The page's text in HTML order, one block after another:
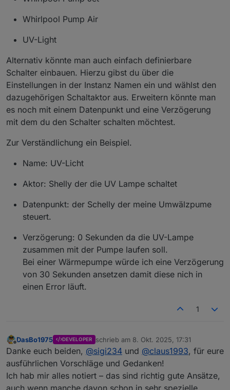
Whirlpool Pump Air
UV-Light
Alternativ könnte man auch einfach definierbare
Schalter einbauen. Hierzu gibst du über die
Einstellungen in der Instanz Namen ein und wählst den
dazugehörigen Schaltaktor aus. Erweitern könnte man
es noch mit einem Datenpunkt und eine Verzögerung
mit dem du den Schalter schalten möchtest.
Zur Verständlichung ein Beispiel.
Name: UV-Licht
Aktor: Shelly der die UV Lampe schaltet
Datenpunkt: der Schelly der meine Umwälzpume
steuert.
Verzögerung: 0 Sekunden da die UV-Lampe
zusammen mit der Pumpe laufen soll.
Bei einer Wärmepumpe würde ich eine Verzögerung
von 30 Sekunden ansetzen damit diese nich in
einen Error läuft.
1
Offline
DasBo1975 DEVELOPER schrieb am 8. Okt. 2025, 17:31
zuletzt editiert von
Danke euch beiden, @sigi234 und @claus1993, für eure
ausführlichen Vorschläge und Gedanken!
Ich hab mir alles notiert – das sind richtig gute Ansätze,